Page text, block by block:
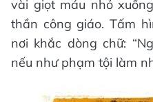
vài giọt máu nhỏ
thần công giáo. Tấm
nơi khắc dòng chữ:
nếu như phạm tội làm